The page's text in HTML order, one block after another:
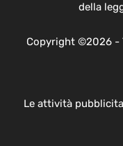
della
Copyright ©2026
Le attività